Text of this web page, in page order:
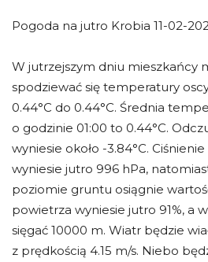
Pogoda na jutro Krobia 11-02-
W jutrzejszym dniu mieszkańcy
spodziewać się temperatury
0.44°C do 0.44°C. Średnia
o godzinie 01:00 to 0.44°C.
wyniesie około -3.84°C.
wyniesie jutro 996 hPa,
poziomie gruntu osiągnie
powietrza wyniesie jutro 91%, a
sięgać 10000 m. Wiatr będzie
z prędkością 4.15 m/s. Niebo